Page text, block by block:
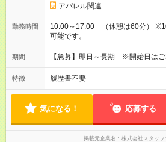
アパレル関連
勤務時間
10:00～17:00 （休憩は60分）
可能です。
期間 【急募】即日～長期 ※開始日はご
特徴 履歴書不要
気になる！ 応募する
掲載元企業名 株式会社スタッフ